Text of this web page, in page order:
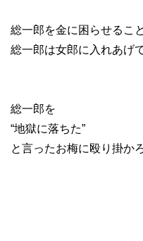
総一郎を金に困らせるこ
総一郎は女郎に入れあげ
総一郎を
“地獄に落ちた”
と言ったお梅に殴り掛か